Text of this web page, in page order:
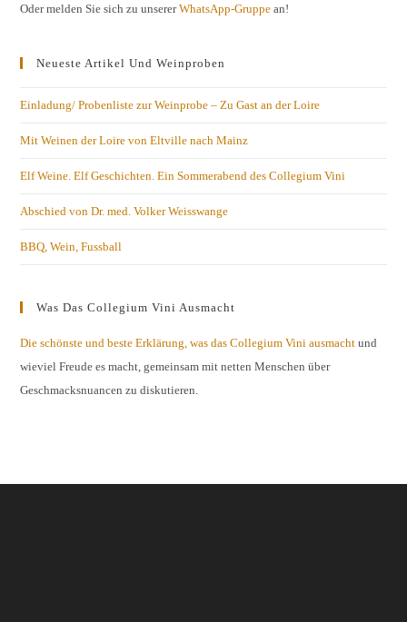
Oder melden Sie sich zu unsererWhatsApp-Gruppe an!
Neueste Artikel Und Weinproben
Einladung/ Probenliste zur Weinprobe – Zu Gast an der Loire
Mit Weinen der Loire von Eltville nach Mainz
Elf Weine. Elf Geschichten. Ein Sommerabend des Collegium Vini
Abschied von Dr. med. Volker Weisswange
BBQ, Wein, Fussball
Was Das Collegium Vini Ausmacht
Die schönste und beste Erklärung, was das Collegium Vini ausmacht und
wieviel Freude es macht, gemeinsam mit netten Menschen über
Geschmacksnuancen zu diskutieren.